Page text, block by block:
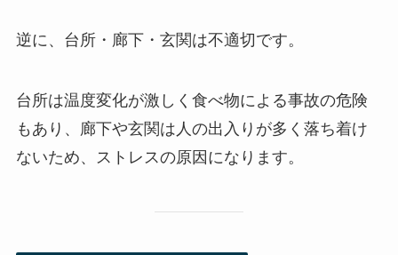
逆に、台所・廊下・玄関は不適切です。
台所は温度変化が激しく食べ物による事故の危険
もあり、廊下や玄関は人の出入りが多く落ち着け
ないため、ストレスの原因になります。